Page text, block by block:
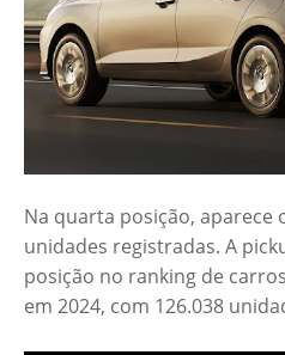
Na quarta posição, aparece
unidades registradas. A
posição no ranking de
em 2024, com 126.038